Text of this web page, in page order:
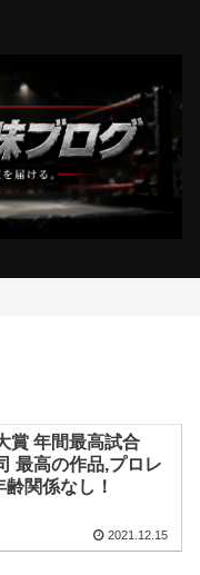
賞 年間最高試合
最高の作品,プロレ
関係なし！
2021.12.15